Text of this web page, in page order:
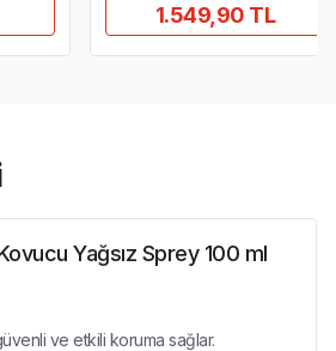
1.549,90 TL
Yağsız Sprey 100 ml
ve etkili koruma sağlar.